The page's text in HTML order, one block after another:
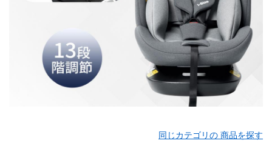
同じカテゴリの 商品を探す